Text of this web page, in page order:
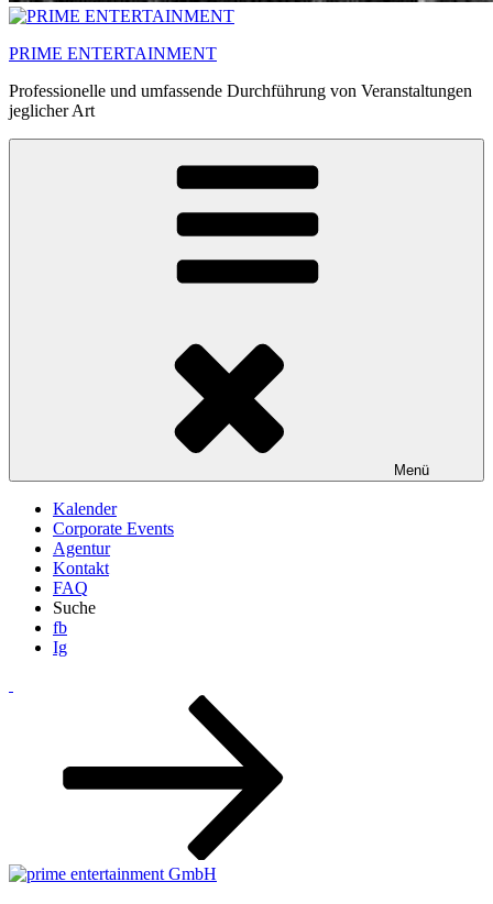
PRIME ENTERTAINMENT
Professionelle und umfassende Durchführung von Veranstaltungen
jeglicher Art
Menü
Kalender
Corporate Events
Agentur
Kontakt
FAQ
Suche
fb
Ig